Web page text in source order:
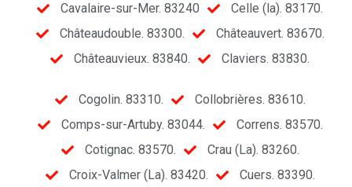
Cavalaire-sur-Mer. 83240
Celle (la). 83170.
Châteaudouble. 83300.
Châteauvert. 83670.
Châteauvieux. 83840.
Claviers. 83830.
Cogolin. 83310.
Collobrières. 83610.
Comps-sur-Artuby. 83044.
Correns. 83570.
Cotignac. 83570.
Crau (La). 83260.
Croix-Valmer (La). 83420.
Cuers. 83390.